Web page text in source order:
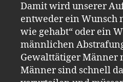
Damit wird unserer
entweder ein Wunsch
wie gehabt“ oder ein
männlichen
Gewalttätiger Männer
Männer sind schnell